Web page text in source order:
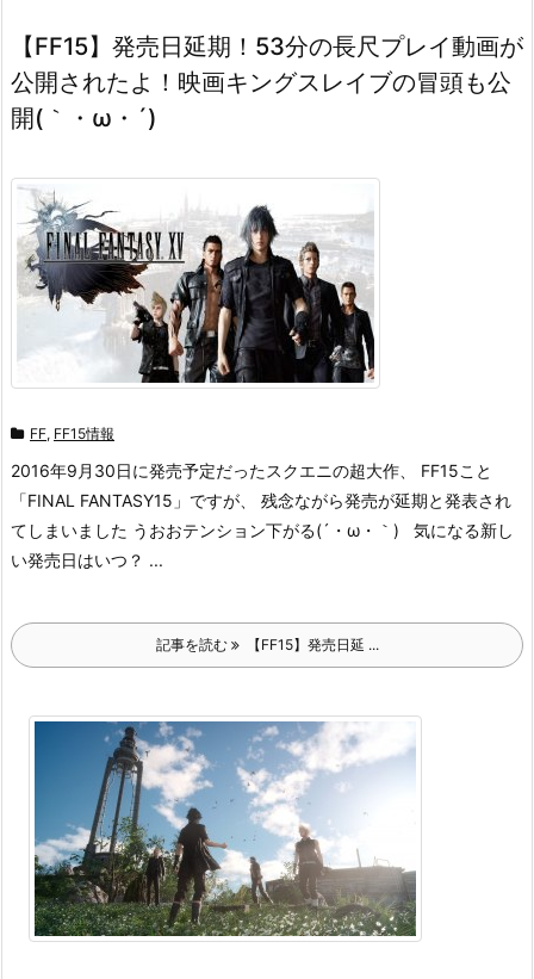
【FF15】発売日延期！53分の長尺プレイ動画が
公開されたよ！映画キングスレイブの冒頭も公
開(｀・ω・´)
FF, FF15情報
2016年9月30日に発売予定だったスクエニの超大作、 FF15こと
「FINAL FANTASY15」ですが、 残念ながら発売が延期と発表され
てしまいました うおおテンション下がる(´・ω・｀) 気になる新し
い発売日はいつ？ ...
記事を読む 【FF15】発売日延 ...